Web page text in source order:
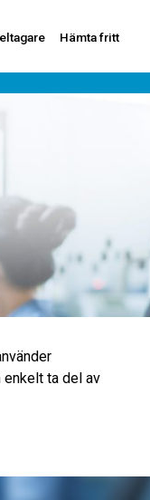
Hämta fritt
enkelt ta del av